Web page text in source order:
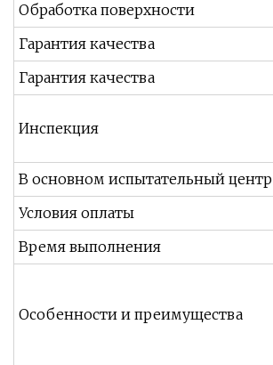
Обработка поверхности
Гарантия качества
Гарантия качества
Инспекция
В основном испытательный центр
Условия оплаты
Время выполнения
Особенности и преимущества